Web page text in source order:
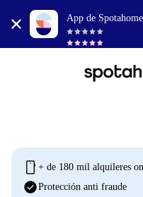
App de Spotahome
mobile + de 180 mil alquileres
check_circleProtección anti fraude